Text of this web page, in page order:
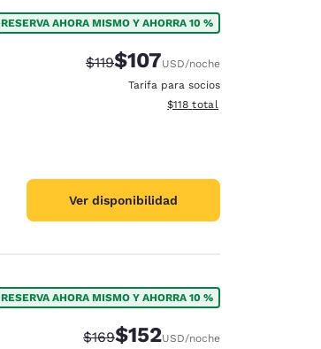
RESERVA AHORA MISMO Y AHORRA 10 %
Tarifa tachada:
$119Tarifa reducida:
$107USD/noche
Tarifa para socios
Ver detalles totales
$118 total
Ver disponibilidad
RESERVA AHORA MISMO Y AHORRA 10 %
Tarifa tachada:
$169Tarifa reducida:
$152USD/noche